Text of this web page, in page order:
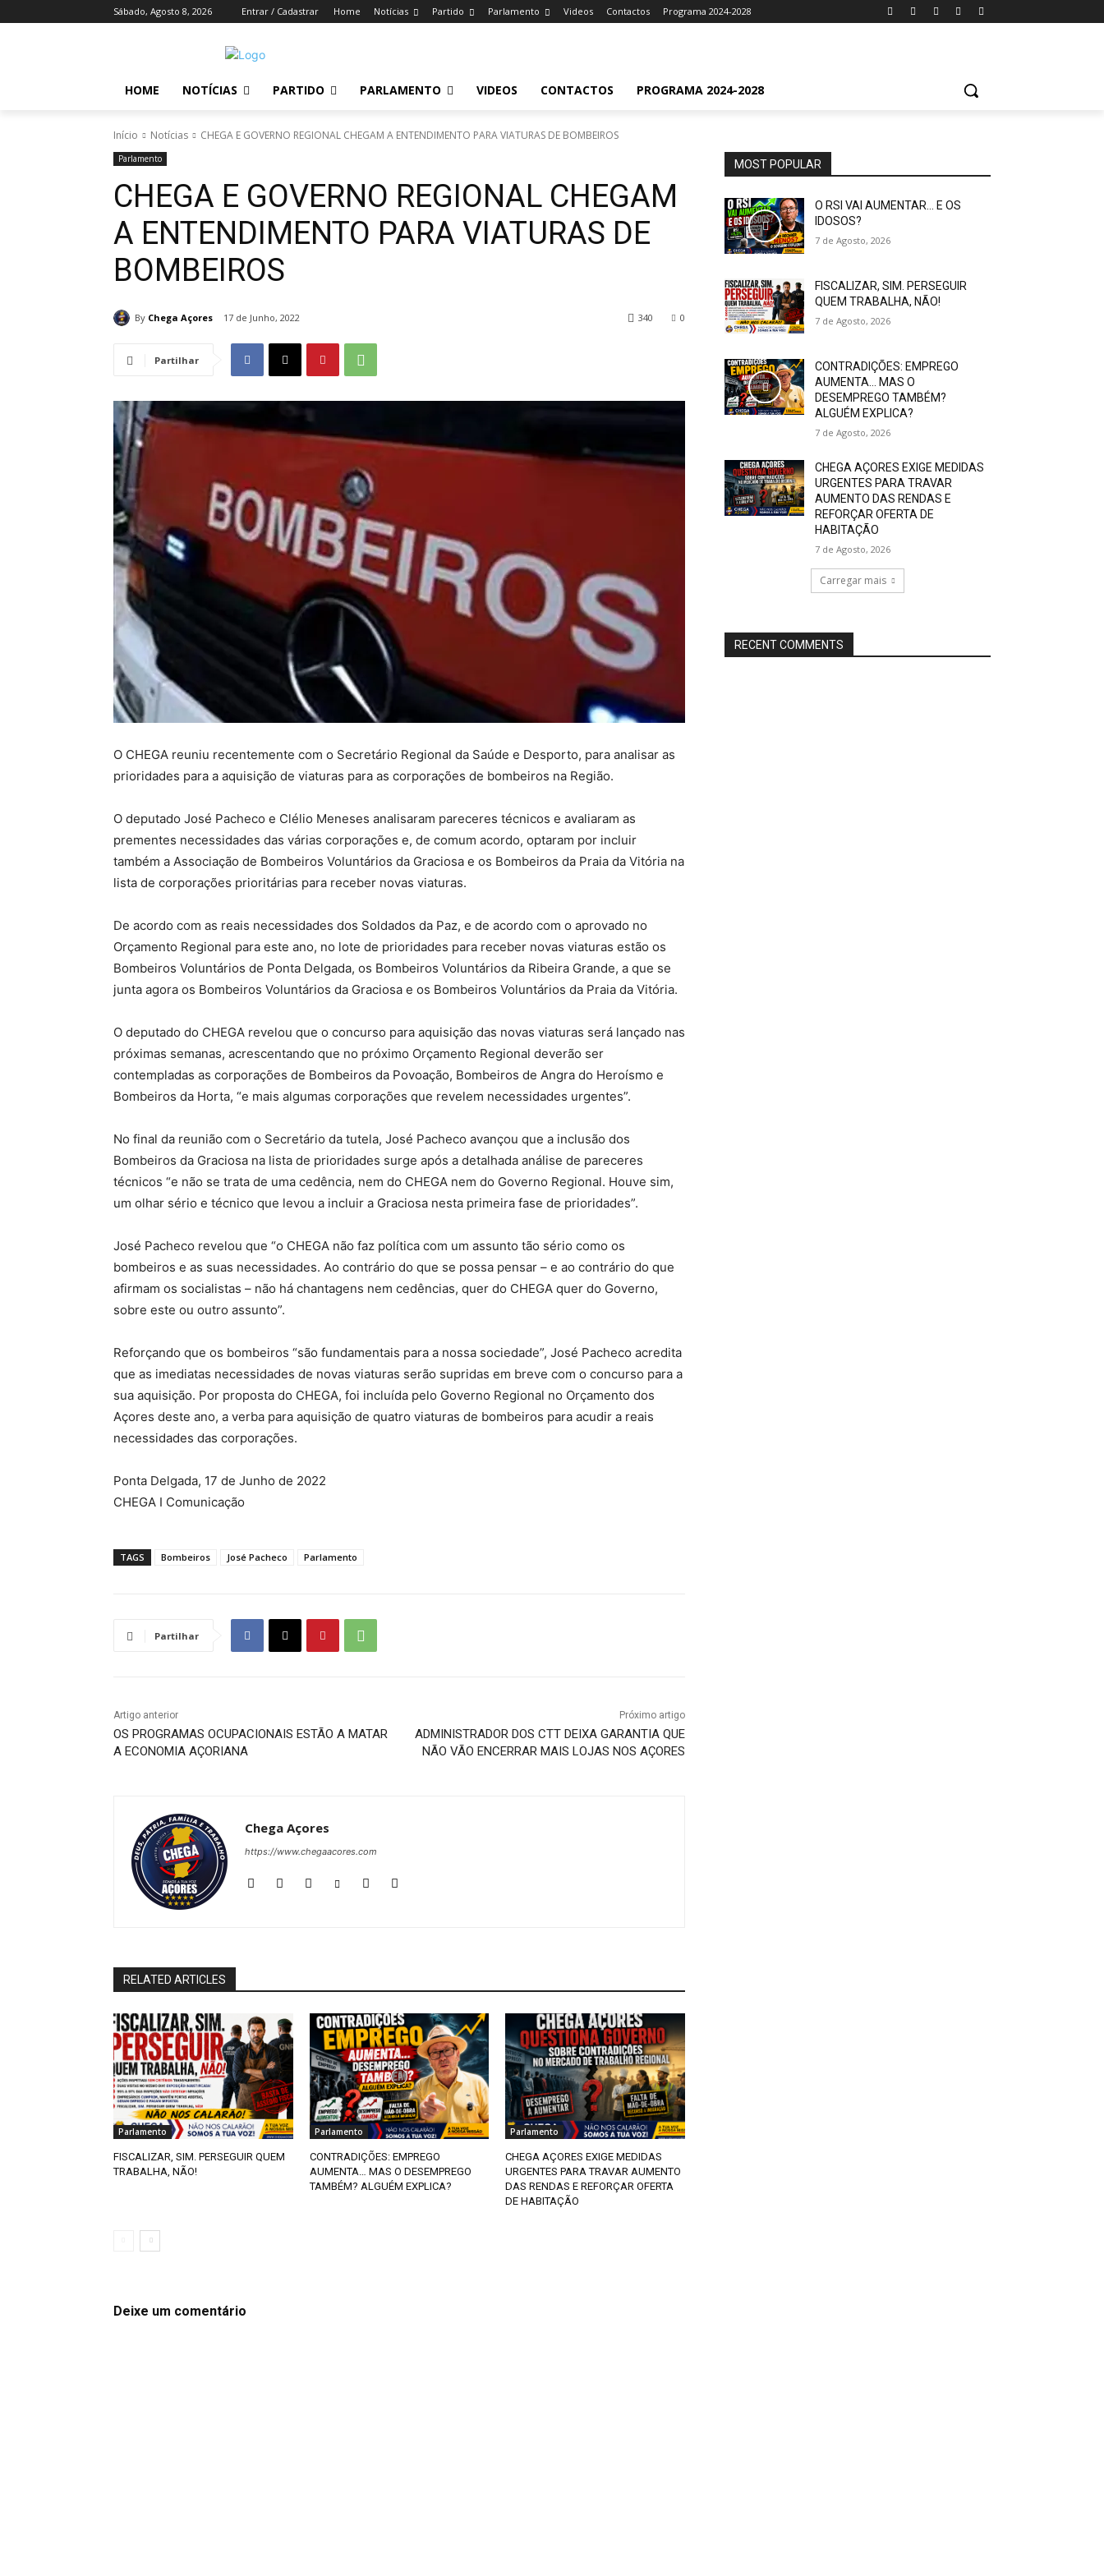
Sábado, Agosto 8, 2026 Entrar / Cadastrar Home Notícias Partido Parlamento Videos Contactos Programa 2024-2028
HOME NOTÍCIAS PARTIDO PARLAMENTO VIDEOS CONTACTOS PROGRAMA 2024-2028
Início Notícias CHEGA E GOVERNO REGIONAL CHEGAM A ENTENDIMENTO PARA VIATURAS DE BOMBEIROS
Parlamento
CHEGA E GOVERNO REGIONAL CHEGAM
A ENTENDIMENTO PARA VIATURAS DE
BOMBEIROS
By Chega Açores 17 de Junho, 2022 0
340
Partilhar
O CHEGA reuniu recentemente com o Secretário Regional da Saúde e Desporto, para analisar as
prioridades para a aquisição de viaturas para as corporações de bombeiros na Região.
O deputado José Pacheco e Clélio Meneses analisaram pareceres técnicos e avaliaram as
prementes necessidades das várias corporações e, de comum acordo, optaram por incluir
também a Associação de Bombeiros Voluntários da Graciosa e os Bombeiros da Praia da Vitória na
lista de corporações prioritárias para receber novas viaturas.
De acordo com as reais necessidades dos Soldados da Paz, e de acordo com o aprovado no
Orçamento Regional para este ano, no lote de prioridades para receber novas viaturas estão os
Bombeiros Voluntários de Ponta Delgada, os Bombeiros Voluntários da Ribeira Grande, a que se
junta agora os Bombeiros Voluntários da Graciosa e os Bombeiros Voluntários da Praia da Vitória.
O deputado do CHEGA revelou que o concurso para aquisição das novas viaturas será lançado nas
próximas semanas, acrescentando que no próximo Orçamento Regional deverão ser
contempladas as corporações de Bombeiros da Povoação, Bombeiros de Angra do Heroísmo e
Bombeiros da Horta, “e mais algumas corporações que revelem necessidades urgentes”.
No final da reunião com o Secretário da tutela, José Pacheco avançou que a inclusão dos
Bombeiros da Graciosa na lista de prioridades surge após a detalhada análise de pareceres
técnicos “e não se trata de uma cedência, nem do CHEGA nem do Governo Regional. Houve sim,
um olhar sério e técnico que levou a incluir a Graciosa nesta primeira fase de prioridades”.
José Pacheco revelou que “o CHEGA não faz política com um assunto tão sério como os
bombeiros e as suas necessidades. Ao contrário do que se possa pensar – e ao contrário do que
afirmam os socialistas – não há chantagens nem cedências, quer do CHEGA quer do Governo,
sobre este ou outro assunto”.
Reforçando que os bombeiros “são fundamentais para a nossa sociedade”, José Pacheco acredita
que as imediatas necessidades de novas viaturas serão supridas em breve com o concurso para a
sua aquisição. Por proposta do CHEGA, foi incluída pelo Governo Regional no Orçamento dos
Açores deste ano, a verba para aquisição de quatro viaturas de bombeiros para acudir a reais
necessidades das corporações.
Ponta Delgada, 17 de Junho de 2022
CHEGA I Comunicação
TAGS Bombeiros José Pacheco Parlamento
Partilhar
Artigo anterior
OS PROGRAMAS OCUPACIONAIS ESTÃO A MATAR
A ECONOMIA AÇORIANA
Próximo artigo
ADMINISTRADOR DOS CTT DEIXA GARANTIA QUE
NÃO VÃO ENCERRAR MAIS LOJAS NOS AÇORES
Chega Açores
https://www.chegaacores.com
RELATED ARTICLES
Parlamento
FISCALIZAR, SIM. PERSEGUIR QUEM
TRABALHA, NÃO!
Parlamento
CONTRADIÇÕES: EMPREGO
AUMENTA… MAS O DESEMPREGO
TAMBÉM? ALGUÉM EXPLICA?
Parlamento
CHEGA AÇORES EXIGE MEDIDAS
URGENTES PARA TRAVAR AUMENTO
DAS RENDAS E REFORÇAR OFERTA
DE HABITAÇÃO
Deixe um comentário
MOST POPULAR
O RSI VAI AUMENTAR… E OS
IDOSOS?
7 de Agosto, 2026
FISCALIZAR, SIM. PERSEGUIR
QUEM TRABALHA, NÃO!
7 de Agosto, 2026
CONTRADIÇÕES: EMPREGO
AUMENTA… MAS O
DESEMPREGO TAMBÉM?
ALGUÉM EXPLICA?
7 de Agosto, 2026
CHEGA AÇORES EXIGE MEDIDAS
URGENTES PARA TRAVAR
AUMENTO DAS RENDAS E
REFORÇAR OFERTA DE
HABITAÇÃO
7 de Agosto, 2026
Carregar mais
RECENT COMMENTS